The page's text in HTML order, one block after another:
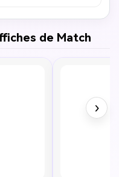
de Match
›